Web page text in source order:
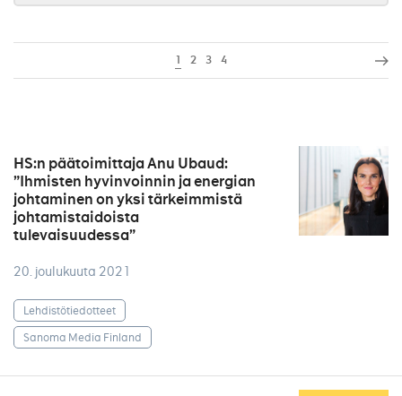
1 2 3 4
HS:n päätoimittaja Anu Ubaud:
”Ihmisten hyvinvoinnin ja energian
johtaminen on yksi tärkeimmistä
johtamistaidoista
tulevaisuudessa”
20. joulukuuta 2021
Lehdistötiedotteet
Sanoma Media Finland